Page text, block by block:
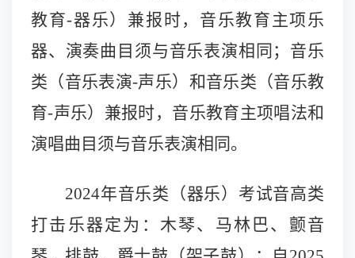
教育-器乐）兼报时，音乐教育主项乐
器、演奏曲目须与音乐表演相同；音乐
类（音乐表演-声乐）和音乐类（音乐教
育-声乐）兼报时，音乐教育主项唱法和
演唱曲目须与音乐表演相同。
2024年音乐类（器乐）考试音高类
打击乐器定为：木琴、马林巴、颤音